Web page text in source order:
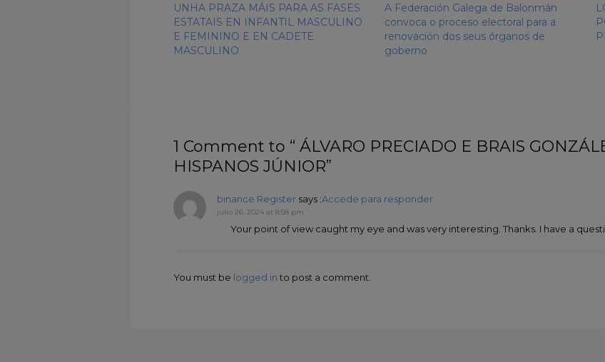
UNHA PRAZA MÁIS PARA AS FASES
ESTATAIS EN INFANTIL MASCULINO
E FEMININO E EN CADETE
MASCULINO
A Federación Galega de Balonmán
convoca o proceso electoral para a
renovación dos seus órganos de
goberno
1 Comment to “ ÁLVARO PRECIADO E BRAIS
HISPANOS JÚNIOR”
binance Register says :Accede para responder
julio 26, 2024 at 8:58 pm
Your point of view caught my eye and was very interesting. Thanks. I have a
You must be logged in to post a comment.